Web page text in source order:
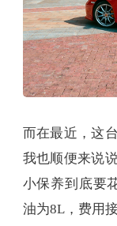
而在最近，这
我也顺便来说
小保养到底要
油为8L，费用